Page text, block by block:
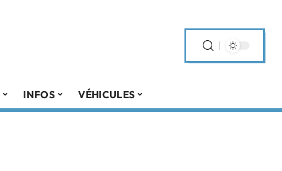
INFOS VÉHICULES